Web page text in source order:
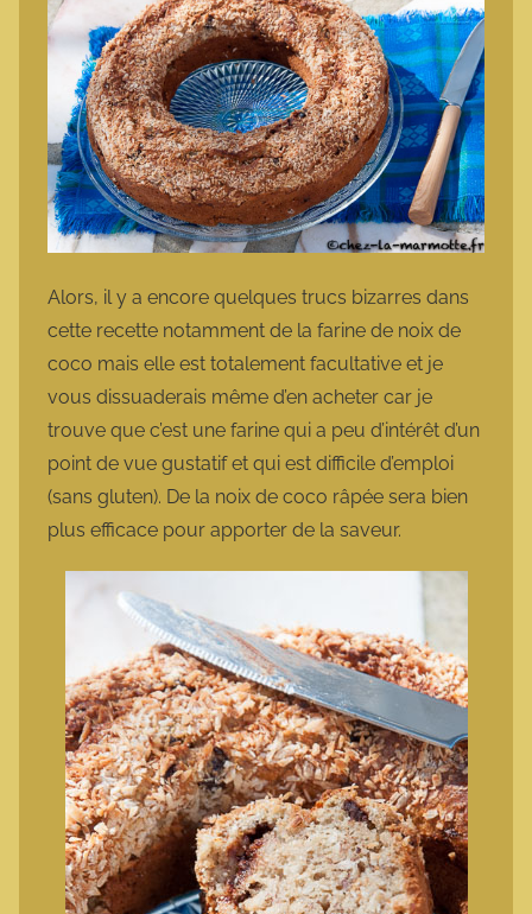
Alors, il y a encore quelques trucs bizarres dans
cette recette notamment de la farine de noix de
coco mais elle est totalement facultative et je
vous dissuaderais même d’en acheter car je
trouve que c’est une farine qui a peu d’intérêt d’un
point de vue gustatif et qui est difficile d’emploi
(sans gluten). De la noix de coco râpée sera bien
plus efficace pour apporter de la saveur.